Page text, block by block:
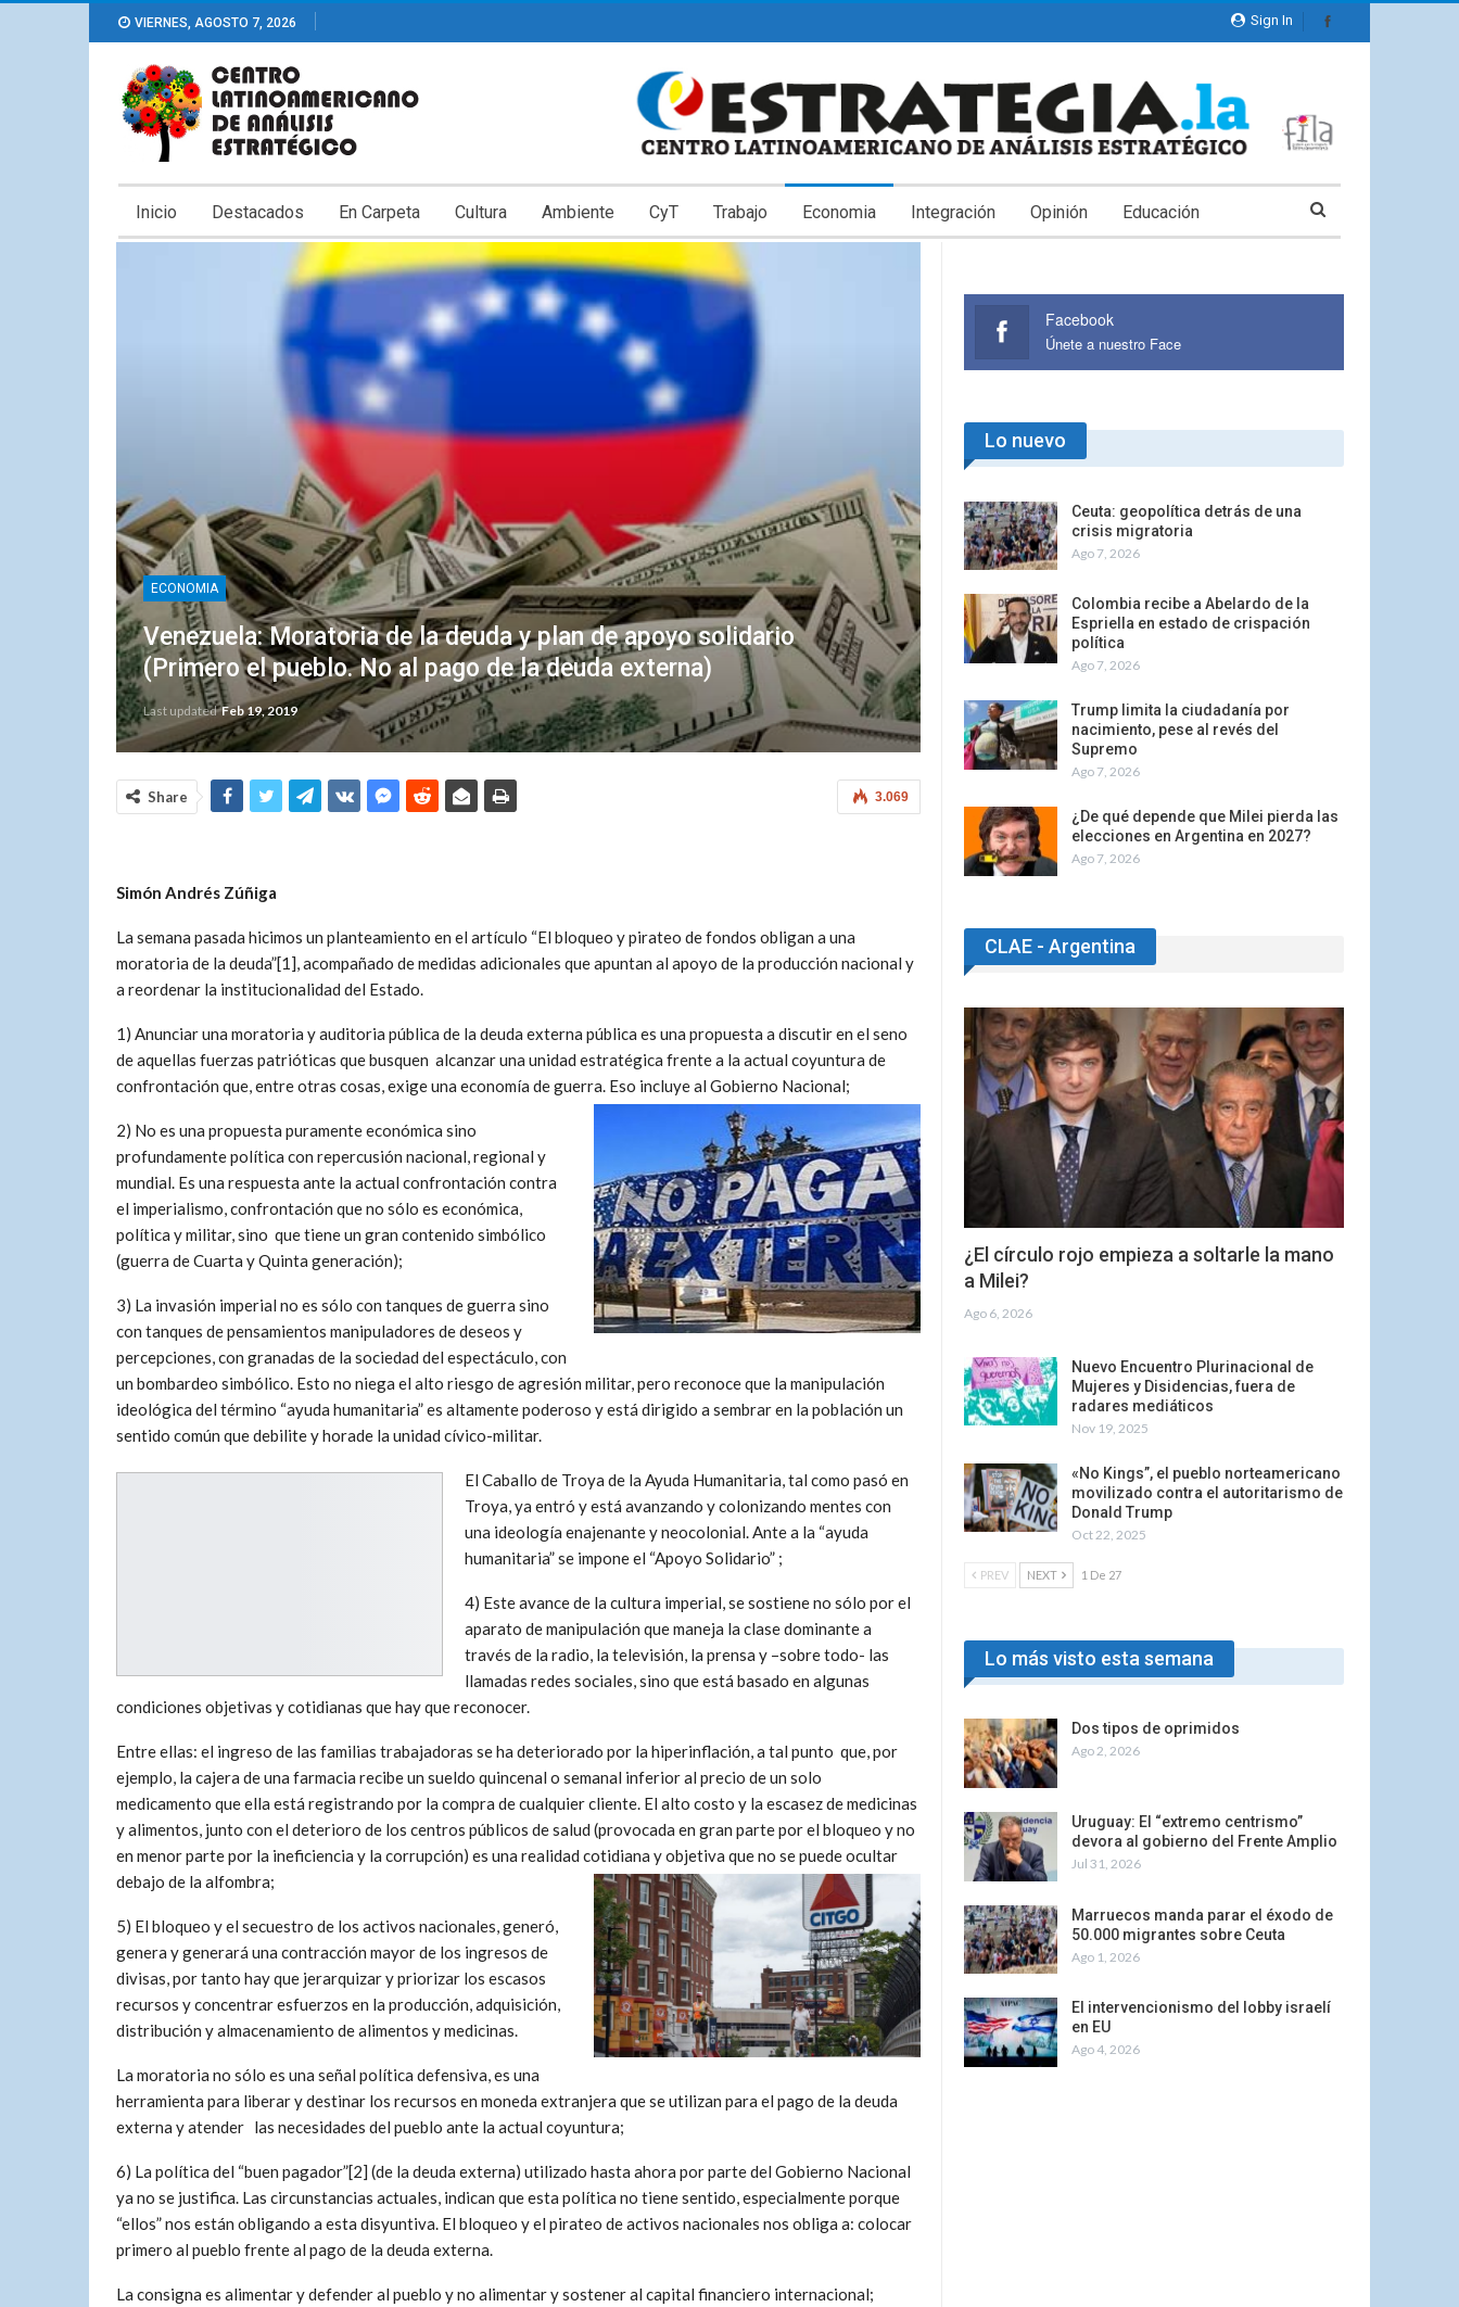
Sign In
VIERNES, AGOSTO 7, 2026
Inicio Destacados En Carpeta Cultura Ambiente CyT Trabajo Economia Integración Opinión Educación
ECONOMIA
Venezuela: Moratoria de la deuda y plan de apoyo solidario
(Primero el pueblo. No al pago de la deuda externa)
Last updatedFeb 19, 2019
3.069
Share
Simón Andrés Zúñiga
La semana pasada hicimos un planteamiento en el artículo “El bloqueo y pirateo de fondos obligan a una
moratoria de la deuda”[1], acompañado de medidas adicionales que apuntan al apoyo de la producción nacional y
a reordenar la institucionalidad del Estado.
1) Anunciar una moratoria y auditoria pública de la deuda externa pública es una propuesta a discutir en el seno
de aquellas fuerzas patrióticas que busquen alcanzar una unidad estratégica frente a la actual coyuntura de
confrontación que, entre otras cosas, exige una economía de guerra. Eso incluye al Gobierno Nacional;
2) No es una propuesta puramente económica sino
profundamente política con repercusión nacional, regional y
mundial. Es una respuesta ante la actual confrontación contra
el imperialismo, confrontación que no sólo es económica,
política y militar, sino que tiene un gran contenido simbólico
(guerra de Cuarta y Quinta generación);
3) La invasión imperial no es sólo con tanques de guerra sino
con tanques de pensamientos manipuladores de deseos y
percepciones, con granadas de la sociedad del espectáculo, con
un bombardeo simbólico. Esto no niega el alto riesgo de agresión militar, pero reconoce que la manipulación
ideológica del término “ayuda humanitaria” es altamente poderoso y está dirigido a sembrar en la población un
sentido común que debilite y horade la unidad cívico-militar.
El Caballo de Troya de la Ayuda Humanitaria, tal como pasó en
Troya, ya entró y está avanzando y colonizando mentes con
una ideología enajenante y neocolonial. Ante a la “ayuda
humanitaria” se impone el “Apoyo Solidario” ;
4) Este avance de la cultura imperial, se sostiene no sólo por el
aparato de manipulación que maneja la clase dominante a
través de la radio, la televisión, la prensa y –sobre todo- las
llamadas redes sociales, sino que está basado en algunas
condiciones objetivas y cotidianas que hay que reconocer.
Entre ellas: el ingreso de las familias trabajadoras se ha deteriorado por la hiperinflación, a tal punto que, por
ejemplo, la cajera de una farmacia recibe un sueldo quincenal o semanal inferior al precio de un solo
medicamento que ella está registrando por la compra de cualquier cliente. El alto costo y la escasez de medicinas
y alimentos, junto con el deterioro de los centros públicos de salud (provocada en gran parte por el bloqueo y no
en menor parte por la ineficiencia y la corrupción) es una realidad cotidiana y objetiva que no se puede ocultar
debajo de la alfombra;
5) El bloqueo y el secuestro de los activos nacionales, generó,
genera y generará una contracción mayor de los ingresos de
divisas, por tanto hay que jerarquizar y priorizar los escasos
recursos y concentrar esfuerzos en la producción, adquisición,
distribución y almacenamiento de alimentos y medicinas.
La moratoria no sólo es una señal política defensiva, es una
herramienta para liberar y destinar los recursos en moneda extranjera que se utilizan para el pago de la deuda
externa y atender las necesidades del pueblo ante la actual coyuntura;
6) La política del “buen pagador”[2] (de la deuda externa) utilizado hasta ahora por parte del Gobierno Nacional
ya no se justifica. Las circunstancias actuales, indican que esta política no tiene sentido, especialmente porque
“ellos” nos están obligando a esta disyuntiva. El bloqueo y el pirateo de activos nacionales nos obliga a: colocar
primero al pueblo frente al pago de la deuda externa.
La consigna es alimentar y defender al pueblo y no alimentar y sostener al capital financiero internacional;
Facebook
Únete a nuestro Face
Lo nuevo
Ceuta: geopolítica detrás de una
crisis migratoria
Ago 7, 2026
Colombia recibe a Abelardo de la
Espriella en estado de crispación
política
Ago 7, 2026
Trump limita la ciudadanía por
nacimiento, pese al revés del
Supremo
Ago 7, 2026
¿De qué depende que Milei pierda las
elecciones en Argentina en 2027?
Ago 7, 2026
CLAE - Argentina
¿El círculo rojo empieza a soltarle la mano
a Milei?
Ago 6, 2026
Nuevo Encuentro Plurinacional de
Mujeres y Disidencias, fuera de
radares mediáticos
Nov 19, 2025
«No Kings”, el pueblo norteamericano
movilizado contra el autoritarismo de
Donald Trump
Oct 22, 2025
PREV NEXT 1 De 27
Lo más visto esta semana
Dos tipos de oprimidos
Ago 2, 2026
Uruguay: El “extremo centrismo”
devora al gobierno del Frente Amplio
Jul 31, 2026
Marruecos manda parar el éxodo de
50.000 migrantes sobre Ceuta
Ago 1, 2026
El intervencionismo del lobby israelí
en EU
Ago 4, 2026